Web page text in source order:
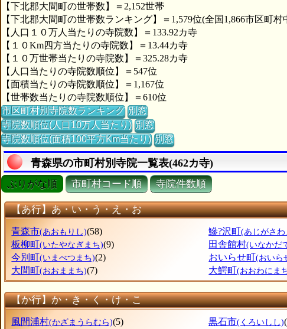
【下北郡大間町の世帯数】＝2,152世帯
【下北郡大間町の世帯数ランキング】＝1,579位(全国1,866市区町村
【人口１０万人当たりの寺院数】＝133.92カ寺
【１０Km四方当たりの寺院数】＝13.44カ寺
【１０万世帯当たりの寺院数】＝325.28カ寺
【人口当たりの寺院数順位】＝547位
【面積当たりの寺院数順位】＝1,167位
【世帯数当たりの寺院数順位】＝610位
市区町村別寺院数ランキング 別窓
寺院数順位(人口10万人当たり) 別窓
寺院数順位(面積100平方Km当たり) 別窓
青森県の市町村別寺院一覧表(462カ寺)
ぶりがな順 市町村コード順 寺院件数順
【あ行】あ・い・う・え・お
青森市(あおもりし)(58) 鰺?沢町(あじがさ
板柳町(いたやなぎまち)(9) 田舎館村(いなかだ
今別町(いまべつまち)(2) おいらせ町(おいら
大間町(おおままち)(7) 大鰐町(おおわにま
【か行】か・き・く・け・こ
風間浦村(かざまうらむら)(5) 黒石市(くろいしし)